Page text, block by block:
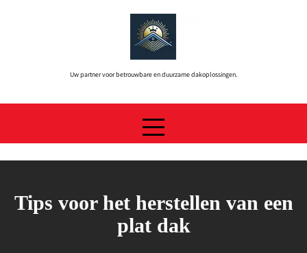
Uw partner voor betrouwbare en duurzame dakoplossingen.
Tips voor het herstellen van een
plat dak